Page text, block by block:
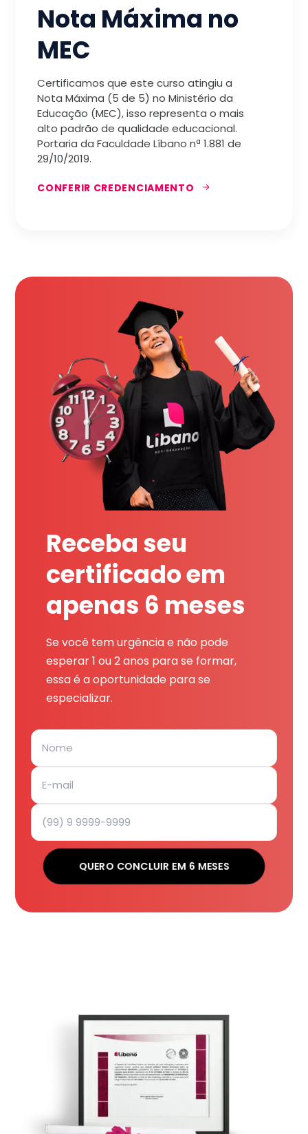
Nota Máxima no
MEC
Certificamos que este curso atingiu a
Nota Máxima (5 de 5) no Ministério da
Educação (MEC), isso representa o mais
alto padrão de qualidade educacional.
Portaria da Faculdade Líbano nª 1.881 de
29/10/2019.
CONFERIR CREDENCIAMENTO
Receba seu
certificado em
apenas 6 meses
Se você tem urgência e não pode
esperar 1 ou 2 anos para se formar,
essa é a oportunidade para se
especializar.
QUERO CONCLUIR EM 6 MESES